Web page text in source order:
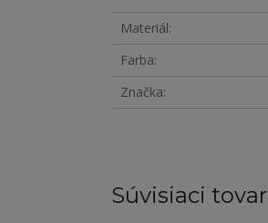
Materiál
Farba
Značka
Súvisiaci tovar